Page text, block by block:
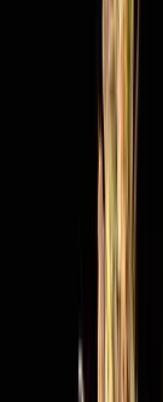
Cannabis Extrakte